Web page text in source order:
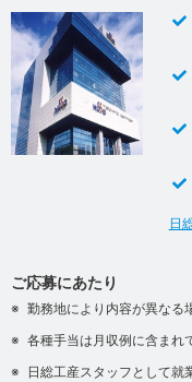
日
ご応募にあたり
勤務地により内容が異なる
各種手当は月収例に含まれ
日総工産スタッフとして就